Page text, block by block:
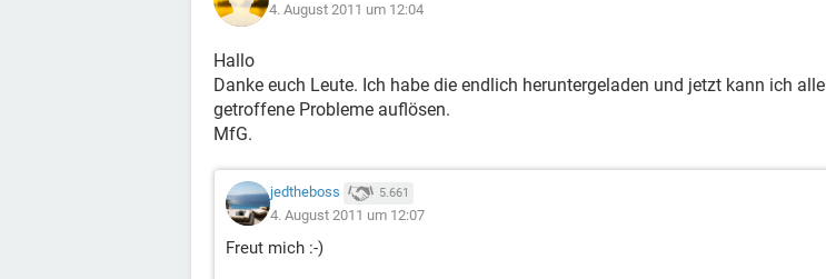
4. August 2011 um 12:04
Hallo
Danke euch Leute. Ich habe die endlich heruntergeladen und jetzt kann ich alle
getroffene Probleme auflösen.
MfG.
jedtheboss 5.661
4. August 2011 um 12:07
Freut mich :-)